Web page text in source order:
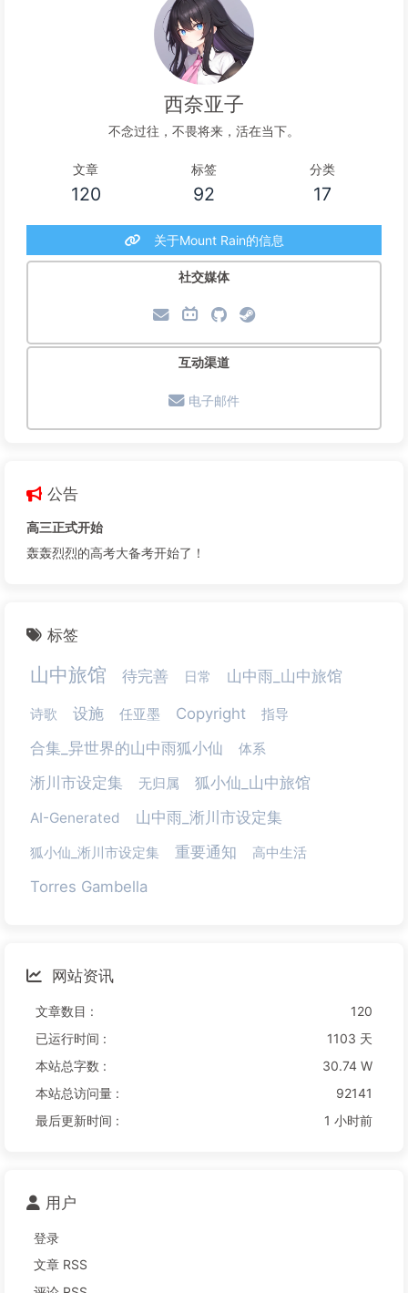
西奈亚子
不念过往，不畏将来，活在当下。
文章
120
标签
92
分类
17
关于Mount Rain的信息
社交媒体
互动渠道
电子邮件
公告
高三正式开始
轰轰烈烈的高考大备考开始了！
标签
山中旅馆 待完善 日常 山中雨_山中旅馆
诗歌 设施 任亚墨 Copyright 指导
合集_异世界的山中雨狐小仙 体系
淅川市设定集 无归属 狐小仙_山中旅馆
AI-Generated 山中雨_淅川市设定集
狐小仙_淅川市设定集 重要通知 高中生活
Torres Gambella
网站资讯
文章数目 :
120
已运行时间 :
1103 天
本站总字数 :
30.74 W
本站总访问量 :
92141
最后更新时间 :
1 小时前
用户
登录
文章 RSS